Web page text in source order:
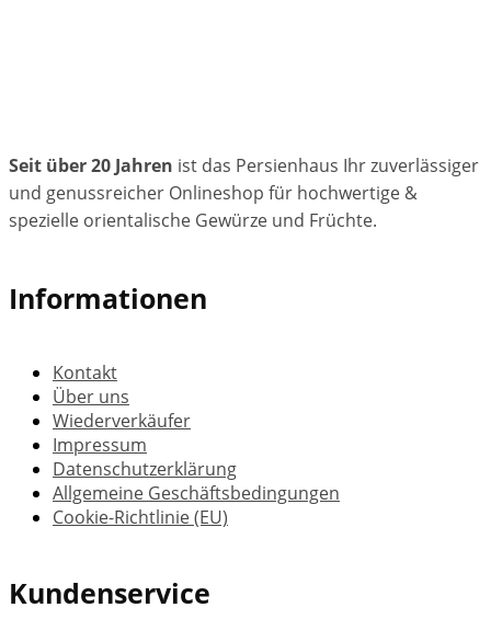
Seit über 20 Jahren ist das Persienhaus Ihr zuverlässiger
und genussreicher Onlineshop für hochwertige &
spezielle orientalische Gewürze und Früchte.
Informationen
Kontakt
Über uns
Wiederverkäufer
Impressum
Datenschutzerklärung
Allgemeine Geschäftsbedingungen
Cookie-Richtlinie (EU)
Kundenservice